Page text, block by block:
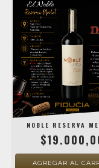
NOBLE RESERVA